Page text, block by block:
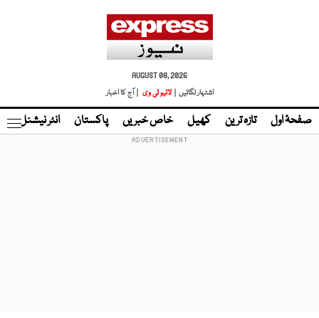
AUGUST 08, 2026
اشتہار لگائیں |
لائیو ٹی وی | آج کا اخبار
صفحۂ اول تازہ ترین کھیل خاص خبریں پاکستان انٹر نیشنل